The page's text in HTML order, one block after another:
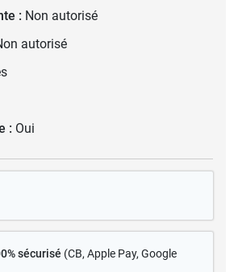
: Non autorisé
autorisé
: Oui
sécurisé (CB, Apple Pay, Google